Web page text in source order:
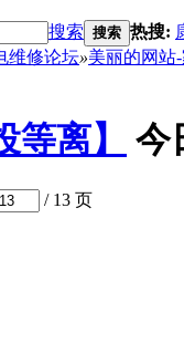
搜索 搜索 热搜:
维修论坛»美丽的网站
等离】 今
/ 13 页